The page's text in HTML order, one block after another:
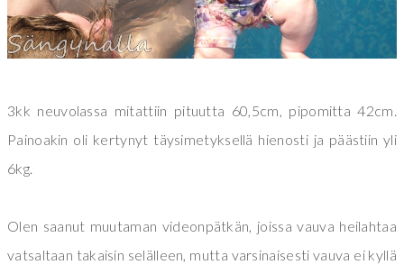
3kk neuvolassa mitattiin pituutta 60,5cm, pipomitta 42cm.
Painoakin oli kertynyt täysimetyksellä hienosti ja päästiin yli
6kg.
Olen saanut muutaman videonpätkän, joissa vauva heilahtaa
vatsaltaan takaisin selälleen, mutta varsinaisesti vauva ei kyllä